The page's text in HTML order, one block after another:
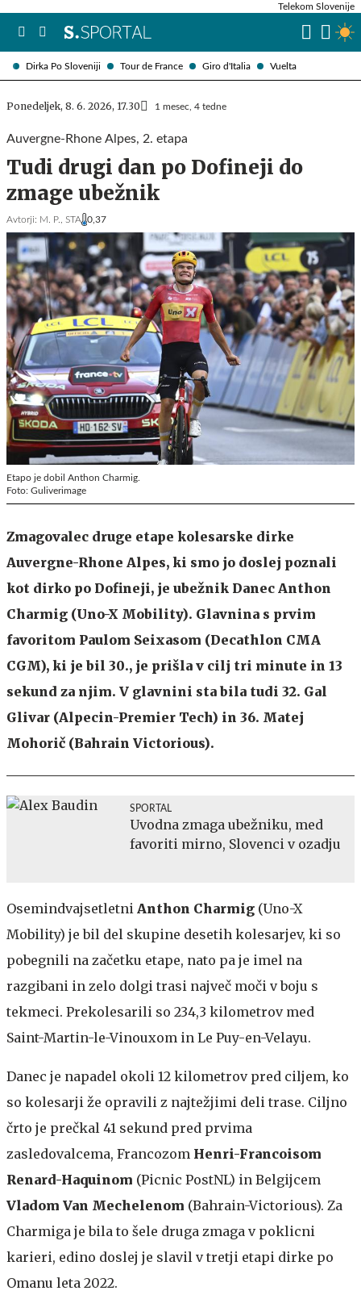
Dirka Po Sloveniji Tour de France Giro d'Italia Vuelta
Telekom Slovenije
Ponedeljek, 8. 6. 2026, 17.30 1 mesec, 4 tedne
Auvergne-Rhone Alpes, 2. etapa
Tudi drugi dan po Dofineji do
zmage ubežnik
Avtorji: M. P., STA 0,37
Etapo je dobil Anthon Charmig.
Foto: Guliverimage
Zmagovalec druge etape kolesarske dirke
Auvergne-Rhone Alpes, ki smo jo doslej poznali
kot dirko po Dofineji, je ubežnik Danec Anthon
Charmig (Uno-X Mobility). Glavnina s prvim
favoritom Paulom Seixasom (Decathlon CMA
CGM), ki je bil 30., je prišla v cilj tri minute in 13
sekund za njim. V glavnini sta bila tudi 32. Gal
Glivar (Alpecin-Premier Tech) in 36. Matej
Mohorič (Bahrain Victorious).
SPORTAL
Uvodna zmaga ubežniku, med
favoriti mirno, Slovenci v ozadju
Osemindvajsetletni Anthon Charmig (Uno-X
Mobility) je bil del skupine desetih kolesarjev, ki so
pobegnili na začetku etape, nato pa je imel na
razgibani in zelo dolgi trasi največ moči v boju s
tekmeci. Prekolesarili so 234,3 kilometrov med
Saint-Martin-le-Vinouxom in Le Puy-en-Velayu.
Danec je napadel okoli 12 kilometrov pred ciljem, ko
so kolesarji že opravili z najtežjimi deli trase. Ciljno
črto je prečkal 41 sekund pred prvima
zasledovalcema, Francozom Henri-Francoisom
Renard-Haquinom (Picnic PostNL) in Belgijcem
Vladom Van Mechelenom (Bahrain-Victorious). Za
Charmiga je bila to šele druga zmaga v poklicni
karieri, edino doslej je slavil v tretji etapi dirke po
Omanu leta 2022.